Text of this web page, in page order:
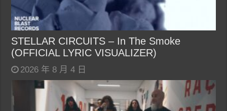
STELLAR CIRCUITS – In The Smoke
(OFFICIAL LYRIC VISUALIZER)
2026 年 8 月 4 日